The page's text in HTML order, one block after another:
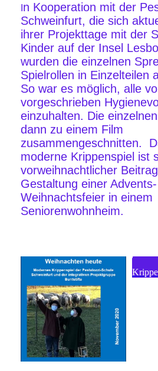
n Kooperation mit der
Schweinfurt, die sich
ihrer Projekttage mit der
Kinder auf der Insel
wurden die einzelnen
Spielrollen in Einzelteilen
So war es möglich, alle
vorgeschrieben
einzuhalten. Die
dann zu einem Film
zusammengeschnitten.
moderne Krippenspiel ist
vorweihnachtlicher
Gestaltung einer
Weihnachtsfeier in einem
Seniorenwohnheim.